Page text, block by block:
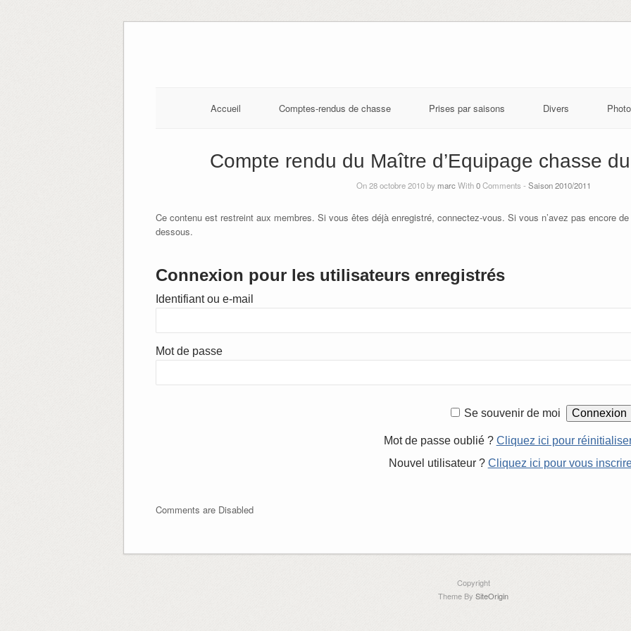
Accueil Comptes-rendus de chasse Prises par saisons Divers
Compte rendu du Maître d’Equipage chasse
On 28 octobre 2010 by marcWith0Comments - Saison 2010/2011
Ce contenu est restreint aux membres. Si vous êtes déjà enregistré, connectez-vous. Si vous n’avez pas encore
dessous.
Connexion pour les utilisateurs enregistrés
Identifiant ou e-mail
Mot de passe
Se souvenir de moi
Mot de passe oublié ? Cliquez ici pour
Nouvel utilisateur ? Cliquez ici pour vous
Comments are Disabled
Copyright
Theme By SiteOrigin